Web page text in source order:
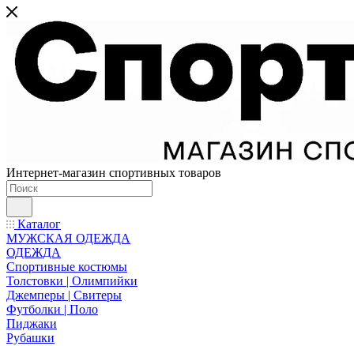
Интернет-магазин спортивных товаров
Каталог
МУЖСКАЯ ОДЕЖДА
ОДЕЖДА
Спортивные костюмы
Толстовки | Олимпийки
Джемперы | Свитеры
Футболки | Поло
Пиджаки
Рубашки